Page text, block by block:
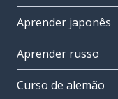
Aprender japonês
Aprender russo
Curso de alemão